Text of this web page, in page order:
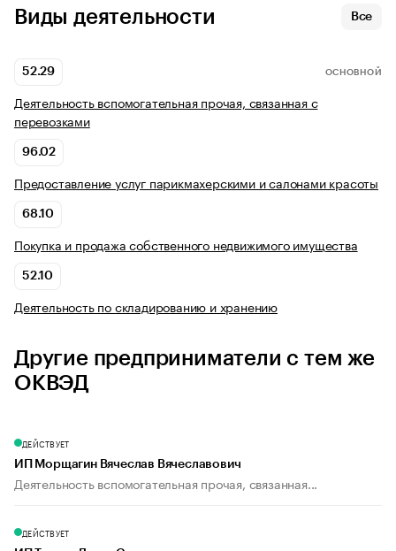
Виды деятельности Все
52.29 ОСНОВНОЙ
Деятельность вспомогательная прочая, связанная с
перевозками
96.02
Предоставление услуг парикмахерскими и салонами красоты
68.10
Покупка и продажа собственного недвижимого имущества
52.10
Деятельность по складированию и хранению
Другие предприниматели с тем же
ОКВЭД
ДЕЙСТВУЕТ
ИП Морщагин Вячеслав Вячеславович
Деятельность вспомогательная прочая, связанная...
ДЕЙСТВУЕТ